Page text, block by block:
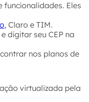
Eles
, Claro e TIM.
digitar seu CEP na
nos planos de
virtualizada pela